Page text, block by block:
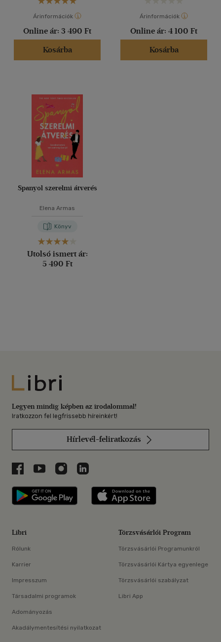
Árinformációk
Online ár: 3 490 Ft
Kosárba
Árinformációk
Online ár: 4 100 Ft
Kosárba
Spanyol szerelmi átverés
Elena Armas
Könyv
Utolsó ismert ár:
5 490 Ft
Libri
Legyen mindig képben az irodalommal!
Iratkozzon fel legfrissebb híreinkért!
Hírlevél-feliratkozás
Libri a Facebookon
Libri a Youtube-on
Libri az Instagramon
Libri a LinkedInen
Libri applikáció Szerezd meg: Google
Libri
Rólunk
Karrier
Impresszum
Társadalmi programok
Adományozás
Akadálymentesítési nyilatkozat
Törzsvásárlói Program
Törzsvásárlói Programunkról
Törzsvásárlói Kártya egyenlege
Törzsvásárlói szabályzat
Libri App